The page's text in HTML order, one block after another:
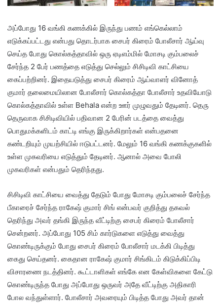
அப்போது 16 வங்கி கணக்கில் இருந்து பணம் எங்கெல்லாம்
எடுக்கப்பட்டது என்பது தொடர்பாக சைபர் கிரைம் போலீசார் ஆய்வு
செய்த போது கொல்கத்தாவில் ஒரு ஏடிஎம்மில் மோசடி கும்பலைச்
சேர்ந்த 2 பேர் பணத்தை எடுத்து செல்லும் சிசிடிவி காட்சியை
கைப்பற்றினர். இதையடுத்து சைபர் கிரைம் ஆய்வாளர் வினோத்
குமார் தலைமையிலான போலீசார் கொல்கத்தா போலீசார் உதவியோடு
கொல்கத்தாவில் உள்ள Behala என்ற ஊர் முழுவதும் தேடினர். தெரு
தெருவாக சிசிடிவியில் பதிவான 2 பேரின் படத்தை வைத்து
பொதுமக்களிடம் காட்டி எங்கு இருக்கிறார்கள் என்பதனை
கண்டறியும் முயற்சியில் ஈடுபட்டனர். மேலும் 16 வங்கி கணக்குகளில்
உள்ள முகவரியை எடுத்தும் தேடினர். ஆனால் அவை போலி
முகவரிகள் என்பதும் தெரிந்தது.
சிசிடிவி காட்சியை வைத்து தேடும் போது மோசடி கும்பலைச் சேர்ந்த
பீகாரைச் சேர்ந்த ராகேஷ் குமார் சிங் என்பவர் குறித்து தகவல்
தெரிந்து அவர் தங்கி இருந்த வீட்டிற்கு சைபர் கிரைம் போலீசார்
சென்றனர். அப்போது 105 சிம் கார்டுகளை எடுத்து வைத்து
கொண்டிருக்கும் போது சைபர் கிரைம் போலீசார் மடக்கி பிடித்து
கைது செய்தனர். கைதான ராகேஷ் குமார் சிங்கிடம் கிடுக்கிப்பிடி
விசாரணை நடத்தினர். கூட்டாளிகள் எங்கே என கேள்விகளை கேட்டு
கொண்டிருந்த போது அப்போது ஒருவர் அதே வீட்டிற்கு அதிகாரி
போல வந்துள்ளார். போலீசார் அவரையும் பிடித்த போது அவர் தான்